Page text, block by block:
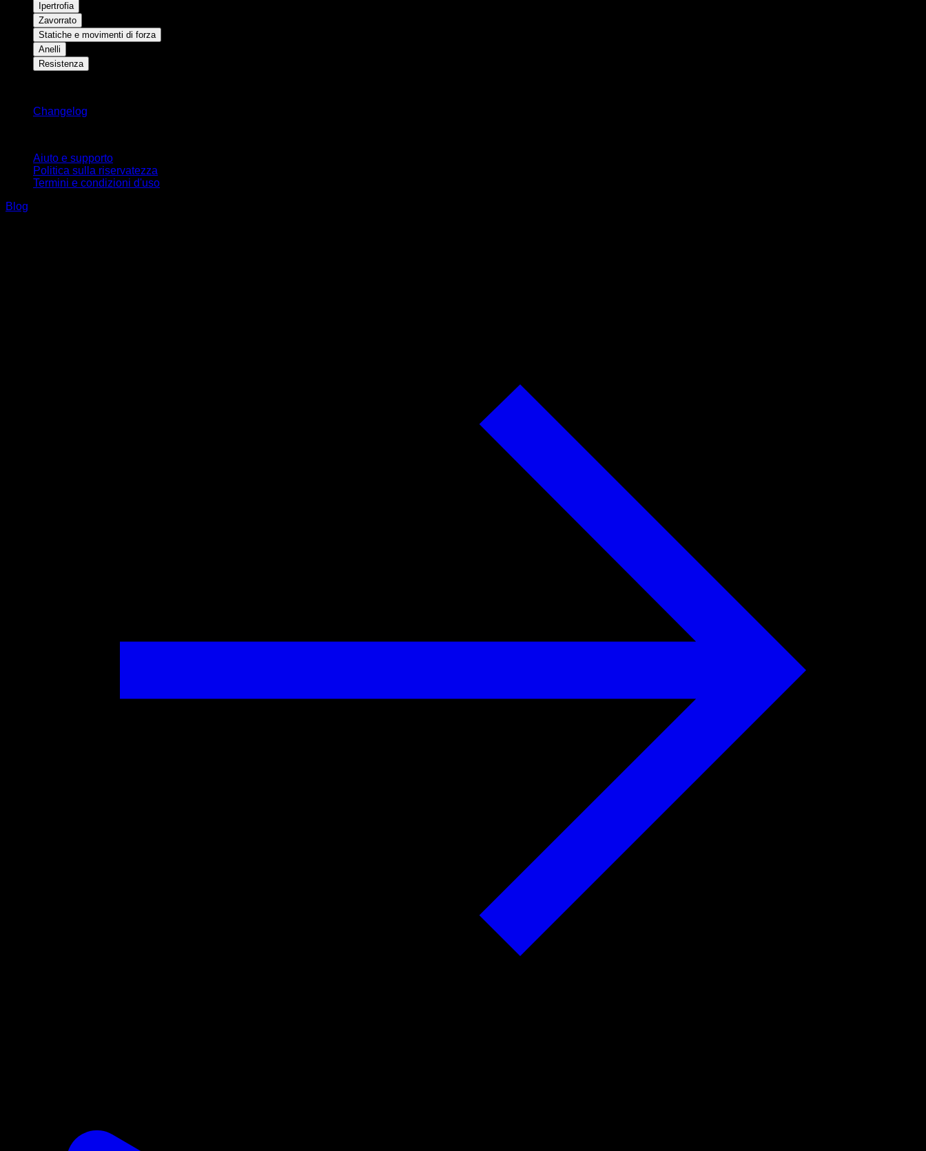
Ipertrofia
Zavorrato
Statiche e movimenti di forza
Anelli
Resistenza
Changelog
Aiuto e supporto
Politica sulla riservatezza
Termini e condizioni d'uso
Blog